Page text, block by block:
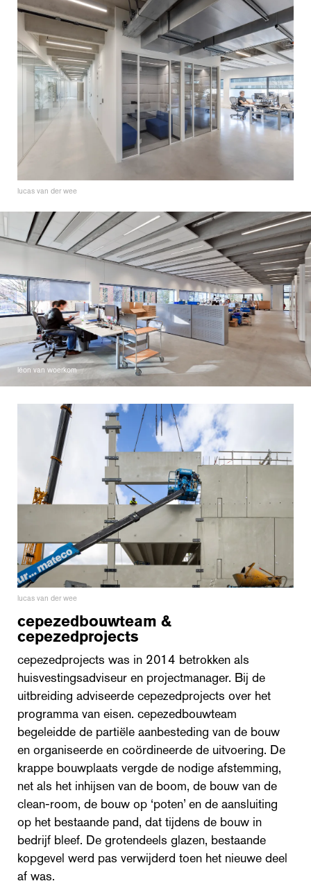
lucas van der wee
léon van woerkom
lucas van der wee
cepezedbouwteam &
cepezedprojects
cepezedprojects was in 2014 betrokken als
huisvestingsadviseur en projectmanager. Bij de
uitbreiding adviseerde cepezedprojects over het
programma van eisen. cepezedbouwteam
begeleidde de partiële aanbesteding van de bouw
en organiseerde en coördineerde de uitvoering. De
krappe bouwplaats vergde de nodige afstemming,
net als het inhijsen van de boom, de bouw van de
clean-room, de bouw op ‘poten’ en de aansluiting
op het bestaande pand, dat tijdens de bouw in
bedrijf bleef. De grotendeels glazen, bestaande
kopgevel werd pas verwijderd toen het nieuwe deel
af was.